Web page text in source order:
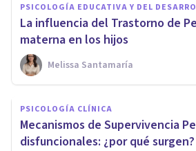
PSICOLOGÍA EDUCATIVA Y DEL
La influencia del Trastorno de
materna en los hijos
Melissa Santamaría
PSICOLOGÍA CLÍNICA
Mecanismos de Supervivencia
disfuncionales: ¿por qué surgen?